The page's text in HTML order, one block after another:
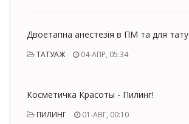
Двоетапна анестезія в ПМ та для тату
ТАТУАЖ 04-АПР, 05:34
Косметичка Красоты - Пилинг!
ПИЛИНГ 01-АВГ, 00:10